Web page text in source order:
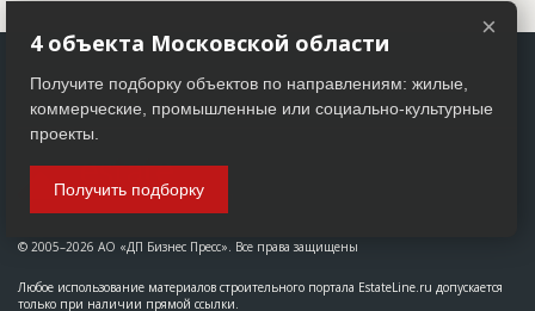
© 2005–2026 АО «ДП Бизнес Пресс». Все права защищены
Любое использование материалов строительного портала EstateLine.ru допускается
только при наличии прямой ссылки.
×
4 объекта Московской области
Получите подборку объектов по направлениям: жилые,
коммерческие, промышленные или социально-культурные
проекты.
Получить подборку